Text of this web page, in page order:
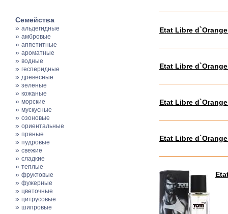
Семейства
» альдегидные
» амбровые
» аппетитные
» ароматные
» водные
» гесперидные
» древесные
» зеленые
» кожаные
» морские
» мускусные
» озоновые
» ориентальные
» пряные
» пудровые
» свежие
» сладкие
» теплые
» фруктовые
» фужерные
» цветочные
» цитрусовые
» шипровые
Etat Libre
Etat Libre
Etat Libre
Etat Libre